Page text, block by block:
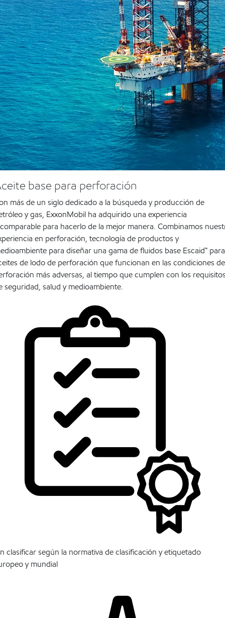
base para perforación
más de un siglo dedicado a la búsqueda y producción de
y gas, ExxonMobil ha adquirido una experiencia
para hacerlo de la mejor manera. Combinamos
en perforación, tecnología de productos y
para diseñar una gama de fluidos base Escaid™ para
de lodo de perforación que funcionan en las condiciones de
más adversas, al tiempo que cumplen con los
seguridad, salud y medioambiente.
clasificar según la normativa de clasificación y etiquetado
y mundial